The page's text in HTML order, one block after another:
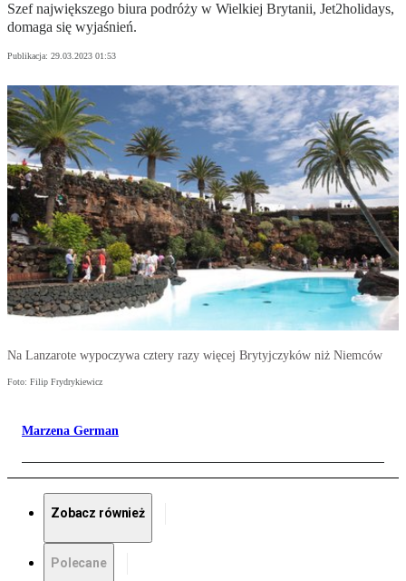
Szef największego biura podróży w Wielkiej Brytanii, Jet2holidays,
domaga się wyjaśnień.
Publikacja: 29.03.2023 01:53
Na Lanzarote wypoczywa cztery razy więcej Brytyjczyków niż Niemców
Foto: Filip Frydrykiewicz
Marzena German
Zobacz również
Polecane